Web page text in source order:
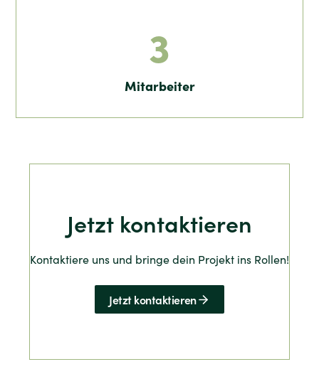
3
Mitarbeiter
Jetzt kontaktieren
Kontaktiere uns und bringe dein Projekt ins Rollen!
Jetzt kontaktieren